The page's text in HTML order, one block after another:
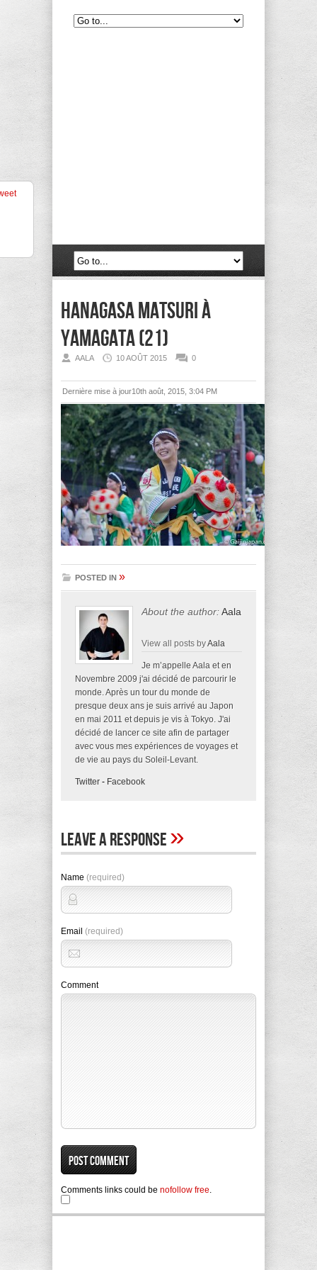
Hanagasa Matsuri à
Yamagata (21)
AALA 10 AOÛT 2015 0
Dernière mise à jour10th août, 2015, 3:04 PM
POSTED IN »
About the author:Aala
View all posts byAala
Je m’appelle Aala et en
Novembre 2009 j'ai décidé de parcourir le
monde. Après un tour du monde de
presque deux ans je suis arrivé au Japon
en mai 2011 et depuis je vis à Tokyo. J'ai
décidé de lancer ce site afin de partager
avec vous mes expériences de voyages et
de vie au pays du Soleil-Levant.
Twitter - Facebook
Leave A Response»
Name (required)
Email (required)
Comment
Comments links could be nofollow free.